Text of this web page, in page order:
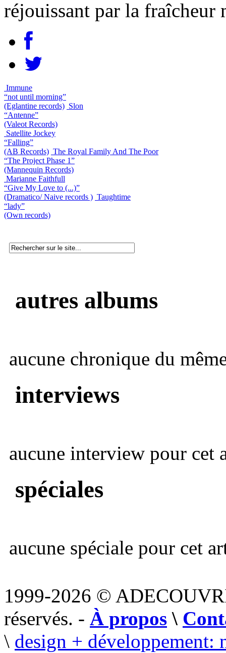
réjouissant par la fraîcheur
Immune
“not until morning”
(Eglantine records) Slon
“Antenne”
(Valeot Records)
Satellite Jockey
“Falling”
(AB Records) The Royal Family And The Poor
“The Project Phase 1”
(Mannequin Records)
Marianne Faithfull
“Give My Love to (...)”
(Dramatico/ Naive records ) Taughtime
“lady”
(Own records)
autres albums
aucune chronique du
interviews
aucune interview pour cet
spéciales
aucune spéciale pour cet
1999-2026 ©
réservés. - À propos \
\ design + développement: